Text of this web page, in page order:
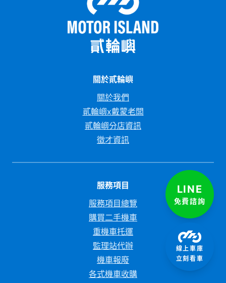
關於貳輪嶼
關於我們
貳輪嶼x戴蒙老闆
貳輪嶼分店資訊
徵才資訊
服務項目
服務項目總覽
購買二手機車
重機車托運
監理站代辦
機車報廢
各式機車收購
LINE
免費諮詢
線上車庫
立刻看車